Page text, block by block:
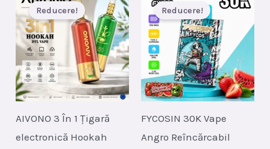
Reducere!
AIVONO 3 În 1 Țigară
electronică Hookah
Reducere!
FYCOSIN 30K Vape
Angro Reîncărcabil